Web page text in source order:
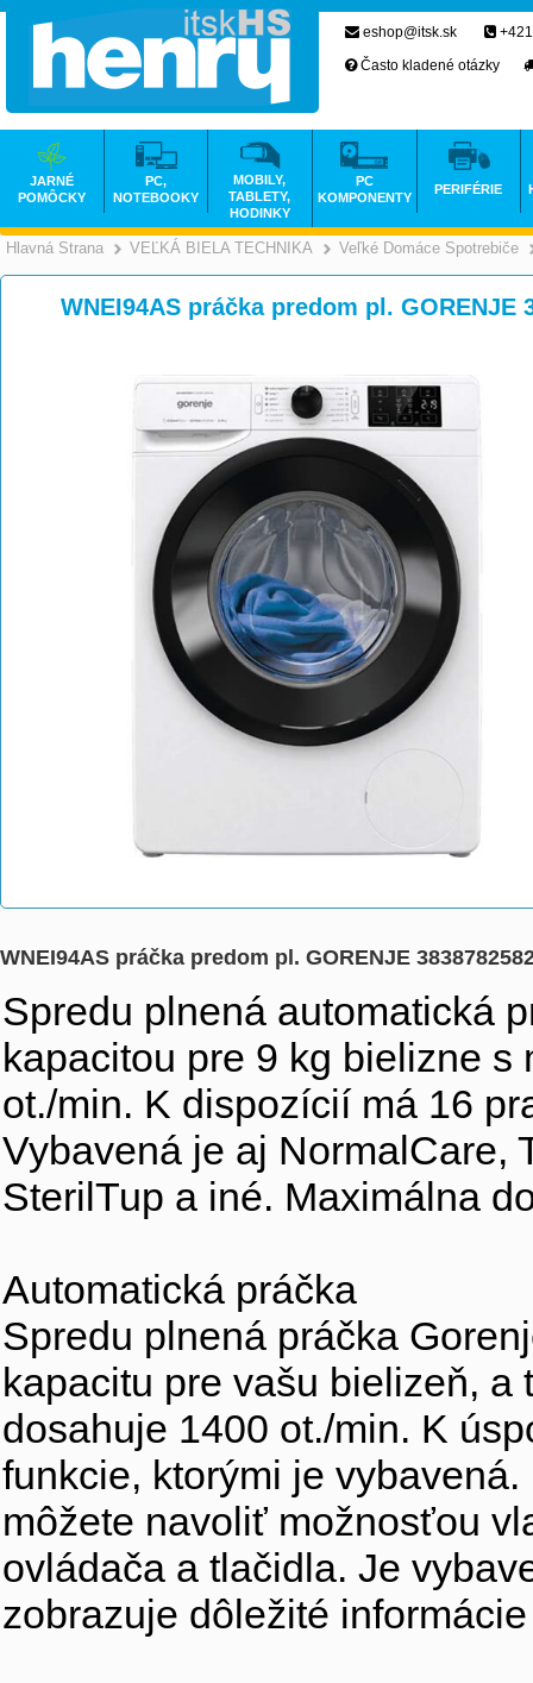
Hlavná Strana >
VEĽKÁ BIELA TECHNIKA >
Veľké Domáce Spotrebiče
WNEI94AS práčka predom pl. GORENJE
WNEI94AS práčka predom pl. GORENJE
Spredu plnená automatická
kapacitou pre 9 kg bielizne
ot./min. K dispozícií má 16
Vybavená je aj NormalCare,
SterilTup a iné. Maximálna
Automatická práčka
Spredu plnená práčka
kapacitu pre vašu bielizeň,
dosahuje 1400 ot./min. K
funkcie, ktorými je
môžete navoliť možnosťou
ovládača a tlačidla. Je
zobrazuje dôležité
eshop@itsk.sk
Často kladené otázky
JARNÉ
POMÔCKY
PC,
NOTEBOOKY
MOBILY,
TABLETY,
HODINKY
PC
KOMPONENTY
PERIFÉRIE